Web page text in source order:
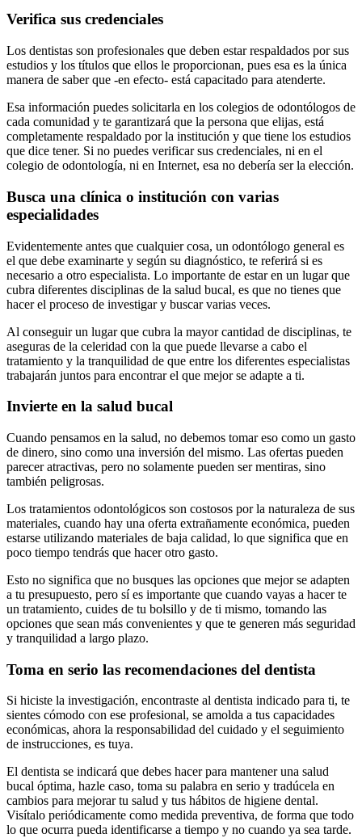
Verifica sus credenciales
Los dentistas son profesionales que deben estar respaldados por sus
estudios y los títulos que ellos le proporcionan, pues esa es la única
manera de saber que -en efecto- está capacitado para atenderte.
Esa información puedes solicitarla en los colegios de odontólogos de
cada comunidad y te garantizará que la persona que elijas, está
completamente respaldado por la institución y que tiene los estudios
que dice tener. Si no puedes verificar sus credenciales, ni en el
colegio de odontología, ni en Internet, esa no debería ser la elección.
Busca una clínica o institución con varias
especialidades
Evidentemente antes que cualquier cosa, un odontólogo general es
el que debe examinarte y según su diagnóstico, te referirá si es
necesario a otro especialista. Lo importante de estar en un lugar que
cubra diferentes disciplinas de la salud bucal, es que no tienes que
hacer el proceso de investigar y buscar varias veces.
Al conseguir un lugar que cubra la mayor cantidad de disciplinas, te
aseguras de la celeridad con la que puede llevarse a cabo el
tratamiento y la tranquilidad de que entre los diferentes especialistas
trabajarán juntos para encontrar el que mejor se adapte a ti.
Invierte en la salud bucal
Cuando pensamos en la salud, no debemos tomar eso como un gasto
de dinero, sino como una inversión del mismo. Las ofertas pueden
parecer atractivas, pero no solamente pueden ser mentiras, sino
también peligrosas.
Los tratamientos odontológicos son costosos por la naturaleza de sus
materiales, cuando hay una oferta extrañamente económica, pueden
estarse utilizando materiales de baja calidad, lo que significa que en
poco tiempo tendrás que hacer otro gasto.
Esto no significa que no busques las opciones que mejor se adapten
a tu presupuesto, pero sí es importante que cuando vayas a hacer te
un tratamiento, cuides de tu bolsillo y de ti mismo, tomando las
opciones que sean más convenientes y que te generen más seguridad
y tranquilidad a largo plazo.
Toma en serio las recomendaciones del dentista
Si hiciste la investigación, encontraste al dentista indicado para ti, te
sientes cómodo con ese profesional, se amolda a tus capacidades
económicas, ahora la responsabilidad del cuidado y el seguimiento
de instrucciones, es tuya.
El dentista se indicará que debes hacer para mantener una salud
bucal óptima, hazle caso, toma su palabra en serio y tradúcela en
cambios para mejorar tu salud y tus hábitos de higiene dental.
Visítalo periódicamente como medida preventiva, de forma que todo
lo que ocurra pueda identificarse a tiempo y no cuando ya sea tarde.